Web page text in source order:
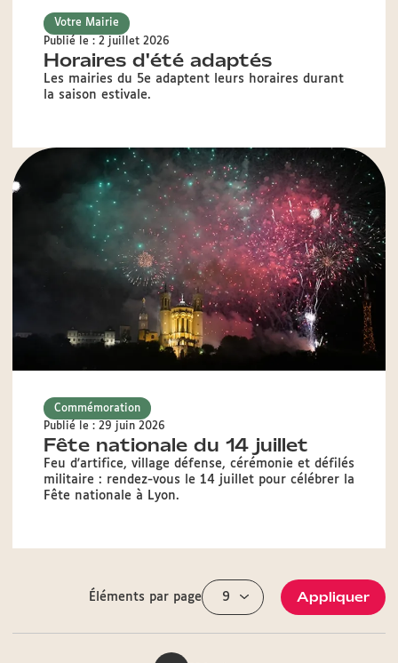
Votre Mairie
Publié le : 2 juillet 2026
Horaires d'été adaptés
Les mairies du 5e adaptent leurs horaires durant
la saison estivale.
Commémoration
Publié le : 29 juin 2026
Fête nationale du 14 juillet
Feu d'artifice, village défense, cérémonie et défilés
militaire : rendez-vous le 14 juillet pour célébrer la
Fête nationale à Lyon.
Éléments par page Appliquer